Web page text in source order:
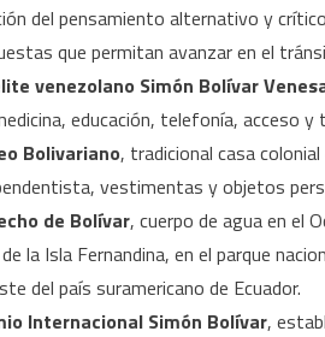
del pensamiento alternativo y
que permitan avanzar en el
venezolano Simón Bolívar
educación, telefonía, acceso
Bolivariano, tradicional casa
vestimentas y objetos
de Bolívar, cuerpo de agua en el
la Isla Fernandina, en el parque
del país suramericano de Ecuador.
Internacional Simón Bolívar,